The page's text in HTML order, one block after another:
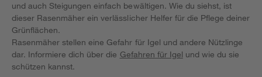
und auch Steigungen einfach bewältigen. Wie du siehst, ist
dieser Rasenmäher ein verlässlicher Helfer für die Pflege deiner
Grünflächen.
Rasenmäher stellen eine Gefahr für Igel und andere Nützlinge
dar. Informiere dich über die Gefahren für Igel und wie du sie
schützen kannst.